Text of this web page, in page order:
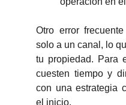
Otro error
solo a un canal, lo
tu propiedad. Para
cuesten tiempo y
con una estrategia
el inicio.